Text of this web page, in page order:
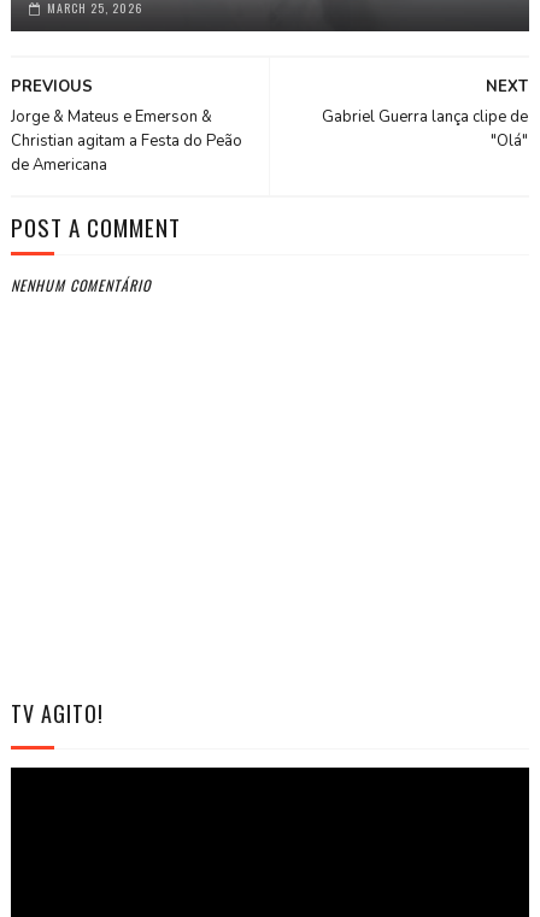
MARCH 25, 2026
NEXT
Gabriel Guerra lança clipe de
"Olá"
PREVIOUS
Jorge & Mateus e Emerson &
Christian agitam a Festa do Peão
de Americana
POST A COMMENT
NENHUM COMENTÁRIO
TV AGITO!